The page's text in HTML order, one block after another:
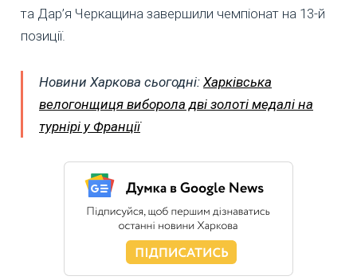
та Дар’я Черкащина завершили чемпіонат на 13-й
позиції.
Новини Харкова сьогодні: Харківська
велогонщиця виборола дві золоті медалі на
турнірі у Франції